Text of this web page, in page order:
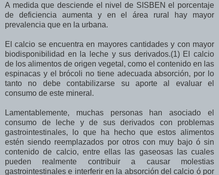
A medida que desciende el nivel de SISBEN el porcentaje
de deficiencia aumenta y en el área rural hay mayor
prevalencia que en la urbana.
El calcio se encuentra en mayores cantidades y con mayor
biodisponibilidad en la leche y sus derivados.(1) El calcio
de los alimentos de origen vegetal, como el contenido en las
espinacas y el brócoli no tiene adecuada absorción, por lo
tanto no debe contabilizarse su aporte al evaluar el
consumo de este mineral.
Lamentablemente, muchas personas han asociado el
consumo de leche y de sus derivados con problemas
gastrointestinales, lo que ha hecho que estos alimentos
estén siendo reemplazados por otros con muy bajo ó sin
contenido de calcio, entre ellas las gaseosas las cuales
pueden realmente contribuir a causar molestias
gastrointestinales e interferir en la absorción del calcio ó por